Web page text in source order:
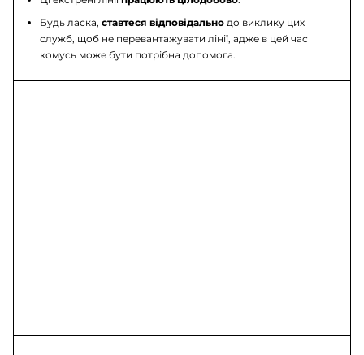
Будь ласка,ставтеся відповідально до виклику цих
служб, щоб не перевантажувати лінії, адже в цей час
комусь може бути потрібна допомога.